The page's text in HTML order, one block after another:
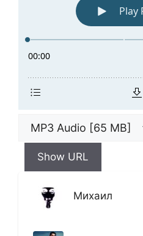
Show URL
Михаил